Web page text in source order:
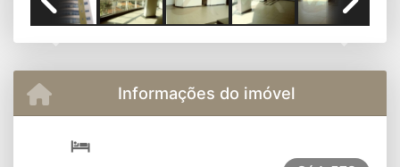
Informações do imóvel